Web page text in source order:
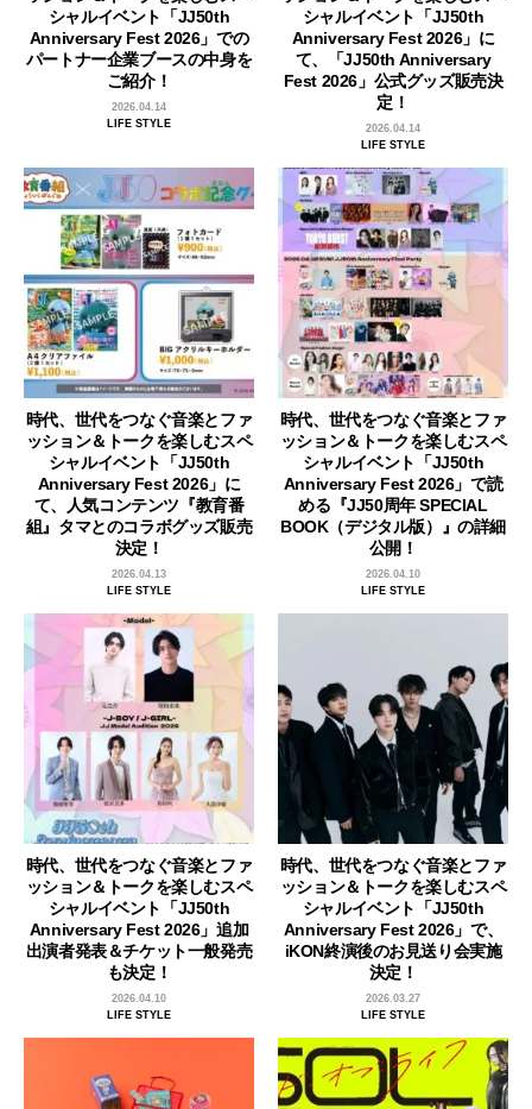
シャルイベント「JJ50th
Anniversary Fest 2026」での
パートナー企業ブースの中身を
ご紹介！
2026.04.14
LIFE STYLE
シャルイベント「JJ50th
Anniversary Fest 2026」に
て、「JJ50th Anniversary
Fest 2026」公式グッズ販売決
定！
2026.04.14
LIFE STYLE
時代、世代をつなぐ音楽とファ
ッション＆トークを楽しむスペ
シャルイベント「JJ50th
Anniversary Fest 2026」に
て、人気コンテンツ『教育番
組』タマとのコラボグッズ販売
決定！
2026.04.13
LIFE STYLE
時代、世代をつなぐ音楽とファ
ッション＆トークを楽しむスペ
シャルイベント「JJ50th
Anniversary Fest 2026」で読
める『JJ50周年 SPECIAL
BOOK（デジタル版）』の詳細
公開！
2026.04.10
LIFE STYLE
時代、世代をつなぐ音楽とファ
ッション＆トークを楽しむスペ
シャルイベント「JJ50th
Anniversary Fest 2026」追加
出演者発表＆チケット一般発売
も決定！
2026.04.10
LIFE STYLE
時代、世代をつなぐ音楽とファ
ッション＆トークを楽しむスペ
シャルイベント「JJ50th
Anniversary Fest 2026」で、
iKON終演後のお見送り会実施
決定！
2026.03.27
LIFE STYLE